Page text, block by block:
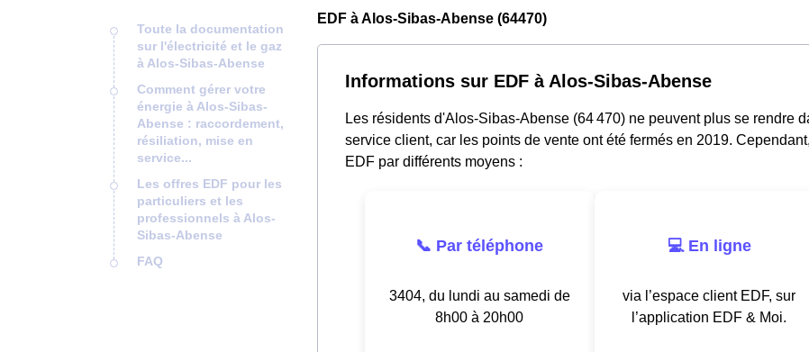
Toute la documentation
sur l'électricité et le gaz
à Alos-Sibas-Abense
Comment gérer votre
énergie à Alos-Sibas-
Abense : raccordement,
résiliation, mise en
service...
Les offres EDF pour les
particuliers et les
professionnels à Alos-
Sibas-Abense
FAQ
EDF à Alos-Sibas-Abense (64470)
Informations sur EDF à Alos-Sibas-Abense
Les résidents d'Alos-Sibas-Abense (64 470) ne peuvent plus se rendre
service client, car les points de vente ont été fermés en 2019.
EDF par différents moyens :
📞 Par téléphone
3404, du lundi au samedi de
8h00 à 20h00
💻 En ligne
via l’espace client EDF, sur
l’application EDF & Moi.